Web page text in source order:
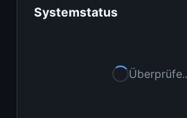
Systemstatus